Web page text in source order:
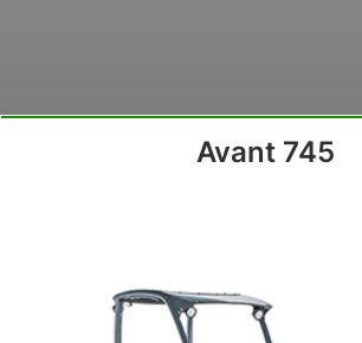
Avant 745